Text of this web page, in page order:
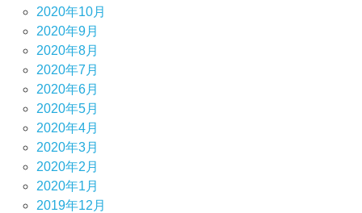
2020年10月
2020年9月
2020年8月
2020年7月
2020年6月
2020年5月
2020年4月
2020年3月
2020年2月
2020年1月
2019年12月